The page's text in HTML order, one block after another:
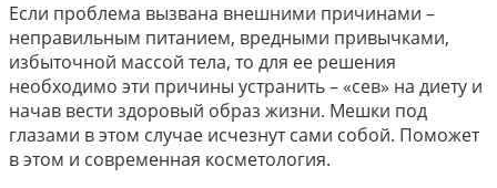
Если проблема вызвана внешними причинами –
неправильным питанием, вредными привычками,
избыточной массой тела, то для ее решения
необходимо эти причины устранить – «сев» на диету и
начав вести здоровый образ жизни. Мешки под
глазами в этом случае исчезнут сами собой. Поможет
в этом и современная косметология.